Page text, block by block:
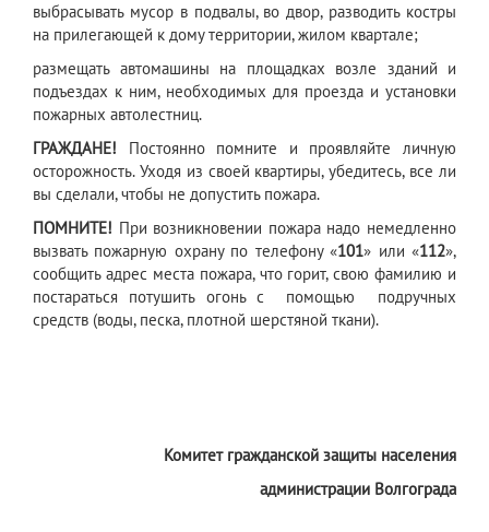
выбрасывать мусор в подвалы, во двор, разводить костры
на прилегающей к дому территории, жилом квартале;
размещать автомашины на площадках возле зданий и
подъездах к ним, необходимых для проезда и установки
пожарных автолестниц.
ГРАЖДАНЕ! Постоянно помните и проявляйте личную
осторожность. Уходя из своей квартиры, убедитесь, все ли
вы сделали, чтобы не допустить пожара.
ПОМНИТЕ! При возникновении пожара надо немедленно
вызвать пожарную охрану по телефону «101» или «112»,
сообщить адрес места пожара, что горит, свою фамилию и
постараться потушить огонь с помощью подручных
средств (воды, песка, плотной шерстяной ткани).
Комитет гражданской защиты населения
администрации Волгограда